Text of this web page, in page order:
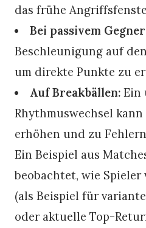
das frühe
Bei passivem
Beschleunigung auf
um direkte Punkte zu
Auf Breakbällen: Ein
Rhythmuswechsel
erhöhen und zu
Ein Beispiel aus
beobachtet, wie Spieler
(als Beispiel für
oder aktuelle Top-